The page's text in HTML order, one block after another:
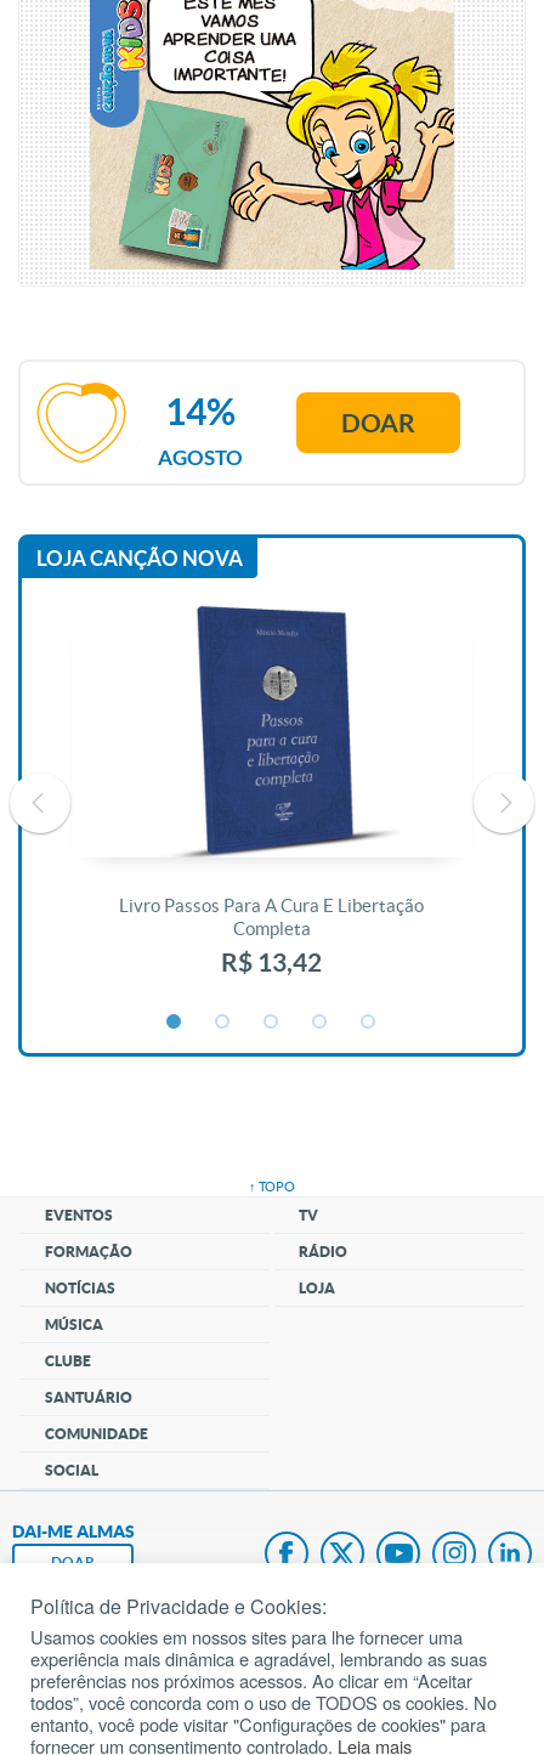
AGOSTO
14% DOAR
LOJA CANÇÃO NOVA
Livro Passos Para A Cura E Libertação
Completa
R$ 13,42
↑ TOPO
EVENTOS
FORMAÇÃO
NOTÍCIAS
MÚSICA
CLUBE
SANTUÁRIO
COMUNIDADE
SOCIAL
TV
RÁDIO
LOJA
DAI-ME ALMAS
DOAR
Fundação João Paulo II
Pedido de Oração
Mapa do site
Política de Privacidade e Cookies:
Usamos cookies em nossos sites para lhe fornecer uma
experiência mais dinâmica e agradável, lembrando as suas
preferências nos próximos acessos. Ao clicar em “Aceitar
todos”, você concorda com o uso de TODOS os cookies. No
entanto, você pode visitar "Configurações de cookies" para
fornecer um consentimento controlado. Leia mais